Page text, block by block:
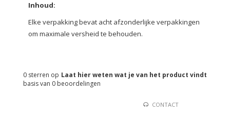
Inhoud:
Elke verpakking bevat acht afzonderlijke verpakkingen
om maximale versheid te behouden.
Laat hier weten wat je van het product vindt
0 sterren op
basis van 0 beoordelingen
CONTACT